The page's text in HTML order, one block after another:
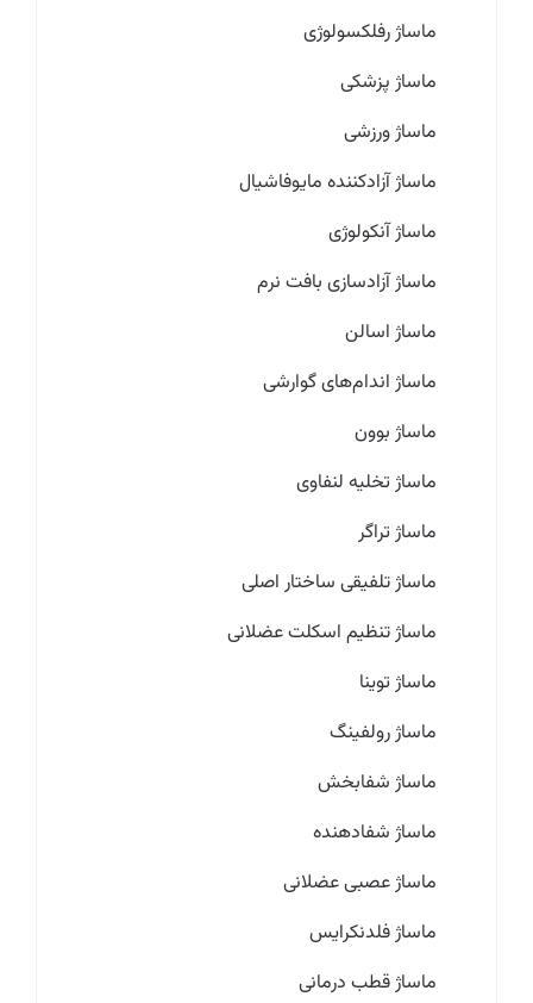
ماساژ رفلکسولوژی
ماساژ پزشکی
ماساژ ورزشی
ماساژ آزادکننده مایوفاشیال
ماساژ آنکولوژی
ماساژ آزادسازی بافت نرم
ماساژ اسالن
ماساژ اندام‌های گوارشی
ماساژ بوون
ماساژ تخلیه لنفاوی
ماساژ تراگر
ماساژ تلفیقی ساختار اصلی
ماساژ تنظیم اسکلت عضلانی
ماساژ توینا
ماساژ رولفینگ
ماساژ شفابخش
ماساژ شفادهنده
ماساژ عصبی عضلانی
ماساژ فلدنکرایس
ماساژ قطب درمانی